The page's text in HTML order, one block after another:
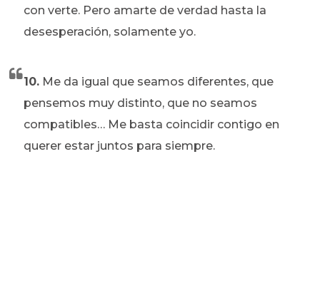
con verte. Pero amarte de verdad hasta la
desesperación, solamente yo.
10. Me da igual que seamos diferentes, que
pensemos muy distinto, que no seamos
compatibles… Me basta coincidir contigo en
querer estar juntos para siempre.